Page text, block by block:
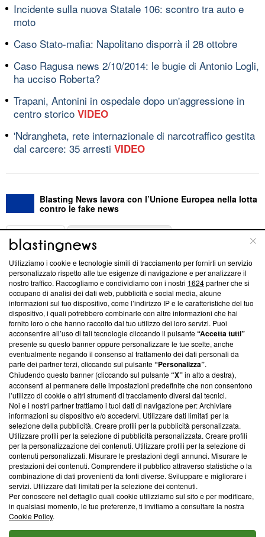
Incidente sulla nuova Statale 106: scontro tra auto e
moto
Caso Stato-mafia: Napolitano disporrà il 28 ottobre
Caso Ragusa news 2/10/2014: le bugie di Antonio Logli,
ha ucciso Roberta?
Trapani, Antonini in ospedale dopo un'aggressione in
centro storico VIDEO
'Ndrangheta, rete internazionale di narcotraffico gestita
dal carcere: 35 arresti VIDEO
Blasting News lavora con l’Unione Europea nella lotta
contro le fake news
ABOUT
Questa sezione offre informazioni trasparenti su Blasting
News, sui nostri processi editoriali e su come ci impegniamo a
creare news di qualità. Inoltre, afferma la nostra aderenza a
‘Trust Project - News with Integrity’Blasting News non è
ancora membro del programma, ma ha richiesto di farne
parte; Trust Project non ha ancora effettuato una verifica di
conformità agli standard.
Su di noi
Team editoriale
Corporate
Redazione
Informativa Privacy
Cookie Policy
Blasting SA, IDI CHE-247.845.224, Via Carlo Frasca, 3 - 6900
Lugano (Svizzera) Tel:+39 0690258937
© 2026 Blasting News
Utilizziamo i cookie e tecnologie simili di tracciamento per fornirti un servizio
personalizzato rispetto alle tue esigenze di navigazione e per analizzare il
nostro traffico. Raccogliamo e condividiamo con i nostri 1624partner che si
occupano di analisi dei dati web, pubblicità e social media, alcune
informazioni sul tuo dispositivo, come l’indirizzo IP e le caratteristiche del tuo
dispositivo, i quali potrebbero combinarle con altre informazioni che hai
fornito loro o che hanno raccolto dal tuo utilizzo dei loro servizi. Puoi
acconsentire all’uso di tali tecnologie cliccando il pulsante“Accetta tutti”
presente su questo banner oppure personalizzare le tue scelte, anche
eventualmente negando il consenso al trattamento dei dati personali da
parte dei partner terzi, cliccando sul pulsante“Personalizza”.
Chiudendo questo banner (cliccando sul pulsante“X”in alto a destra),
acconsenti al permanere delle impostazioni predefinite che non consentono
l’utilizzo di cookie o altri strumenti di tracciamento diversi dai tecnici.
Noi e i nostri partner trattiamo i tuoi dati di navigazione per: Archiviare
informazioni su dispositivo e/o accedervi. Utilizzare dati limitati per la
selezione della pubblicità. Creare profili per la pubblicità personalizzata.
Utilizzare profili per la selezione di pubblicità personalizzata. Creare profili
per la personalizzazione dei contenuti. Utilizzare profili per la selezione di
contenuti personalizzati. Misurare le prestazioni degli annunci. Misurare le
prestazioni dei contenuti. Comprendere il pubblico attraverso statistiche o la
combinazione di dati provenienti da fonti diverse. Sviluppare e migliorare i
servizi. Utilizzare dati limitati per la selezione dei contenuti.
Per conoscere nel dettaglio quali cookie utilizziamo sul sito e per modificare,
in qualsiasi momento, le tue preferenze, ti invitiamo a consultare la nostra
Cookie Policy.